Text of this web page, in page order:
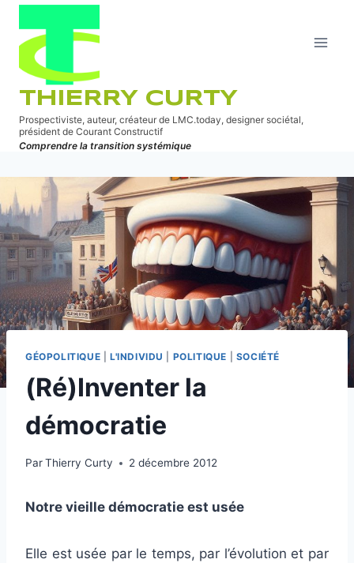
Aller
contenu
THIERRY CURTY
Prospectiviste, auteur, créateur de LMC.today, designer sociétal,
président de Courant Constructif
Comprendre la transition systémique
GÉOPOLITIQUE L'INDIVIDU POLITIQUE SOCIÉTÉ
(Ré)Inventer la
démocratie
ParThierry Curty 2 décembre 2012
Notre vieille démocratie est usée
Elle est usée par le temps, par l’évolution et par